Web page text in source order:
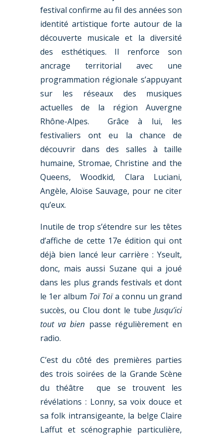
festival confirme au fil des années son
identité artistique forte autour de la
découverte musicale et la diversité
des esthétiques. Il renforce son
ancrage territorial avec une
programmation régionale s’appuyant
sur les réseaux des musiques
actuelles de la région Auvergne
Rhône-Alpes. Grâce à lui, les
festivaliers ont eu la chance de
découvrir dans des salles à taille
humaine, Stromae, Christine and the
Queens, Woodkid, Clara Luciani,
Angèle, Aloïse Sauvage, pour ne citer
qu’eux.
Inutile de trop s’étendre sur les têtes
d’affiche de cette 17e édition qui ont
déjà bien lancé leur carrière : Yseult,
donc, mais aussi Suzane qui a joué
dans les plus grands festivals et dont
le 1er album Toï Toïa connu un grand
succès, ou Clou dont le tubeJusqu’ici
tout va bien passe régulièrement en
radio.
C’est du côté des premières parties
des trois soirées de la Grande Scène
du théâtre que se trouvent les
révélations : Lonny, sa voix douce et
sa folk intransigeante, la belge Claire
Laffut et scénographie particulière,